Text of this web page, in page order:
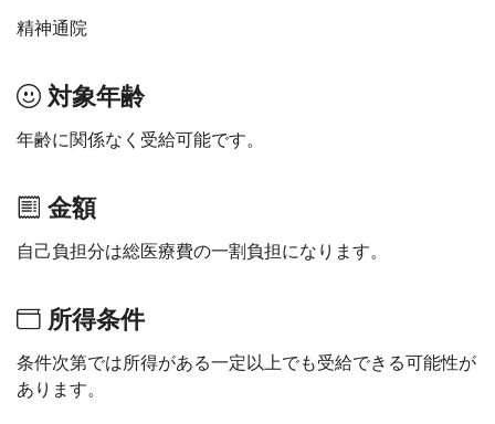
精神通院
対象年齢
年齢に関係なく受給可能です。
金額
自己負担分は総医療費の一割負担になります。
所得条件
条件次第では所得がある一定以上でも受給できる可能性が
あります。